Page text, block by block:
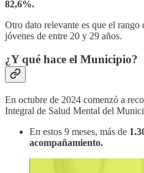
82,6%.
Otro dato relevante es que el rango
jóvenes de entre 20 y 29 años.
¿Y qué hace el Municipio?
En octubre de 2024 comenzó a
Integral de Salud Mental del
En estos 9 meses, más de
acompañamiento.